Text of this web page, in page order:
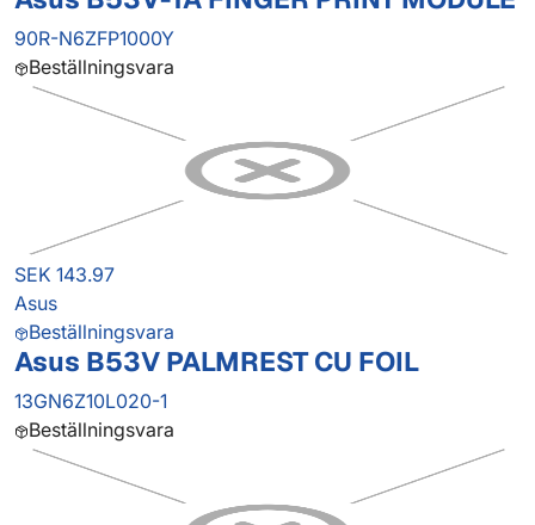
90R-N6ZFP1000Y
Beställningsvara
SEK 143.97
Asus
Beställningsvara
Asus B53V PALMREST CU FOIL
13GN6Z10L020-1
Beställningsvara